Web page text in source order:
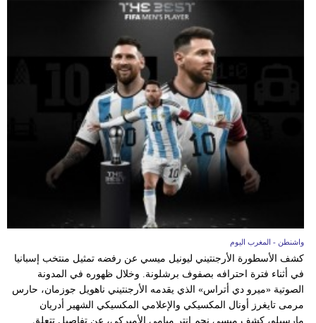
واشنطن - المغرب اليوم
كشف الأسطورة الأرجنتيني ليونيل ميسي عن رفضه تمثيل منتخب إسبانيا
في أثناء فترة احترافه بصفوف برشلونة. وخلال ظهوره في المدونة
الصوتية «ميرو دي أتراس» الذي يقدمه الأرجنتيني ناهويل جوزمان، حارس
مرمى تايغرز أونال المكسيكي والإعلامي المكسيكي الشهير أدريان
مارسيلو، كشف ميسي نجم إنتر ميامي الأميركي، عن تفاصيل تتعلق